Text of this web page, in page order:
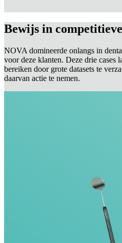
Bewijs in
NOVA domineerde onlangs in
voor deze klanten. Deze drie cases
bereiken door grote datasets te
daarvan actie te nemen.